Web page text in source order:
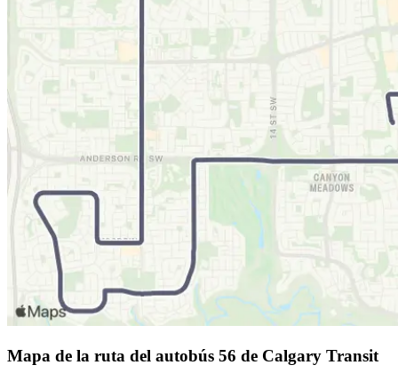
Mapa de la ruta del autobús 56 de Calgary Transit